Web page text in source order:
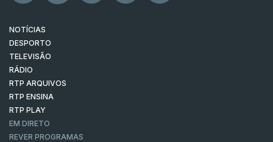
NOTÍCIAS
DESPORTO
TELEVISÃO
RÁDIO
RTP ARQUIVOS
RTP ENSINA
RTP PLAY
EM DIRETO
REVER PROGRAMAS